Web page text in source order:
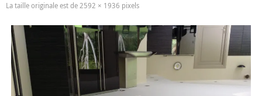
La taille originale est de2592 × 1936 pixels